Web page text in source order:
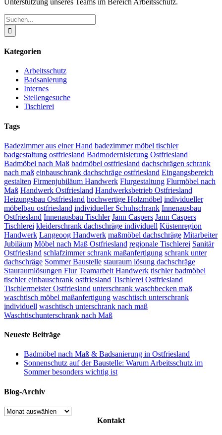
Suche
nach:
Kategorien
Arbeitsschutz
Badsanierung
Internes
Stellengesuche
Tischlerei
Tags
Badezimmer aus einer Hand badezimmer möbel tischler
badgestaltung ostfriesland Badmodernisierung Ostfriesland
Badmöbel nach Maß badmöbel ostfriesland dachschrägen schrank
nach maß einbauschrank dachschräge ostfriesland Eingangsbereich
gestalten Firmenjubiläum Handwerk Flurgestaltung Flurmöbel nach
Maß Handwerk Ostfriesland Handwerksbetrieb Ostfriesland
Heizungsbau Ostfriesland hochwertige Holzmöbel individueller
möbelbau ostfriesland individueller Schuhschrank Innenausbau
Ostfriesland Innenausbau Tischler Jann Caspers Jann Caspers
Tischlerei kleiderschrank dachschräge individuell Küstenregion
Handwerk Langeoog Handwerk maßmöbel dachschräge Mitarbeiter
Jubiläum Möbel nach Maß Ostfriesland regionale Tischlerei Sanitär
Ostfriesland schlafzimmer schrank maßanfertigung schrank unter
dachschräge Sommer Baustelle stauraum lösung dachschräge
Stauraumlösungen Flur Teamarbeit Handwerk tischler badmöbel
tischler einbauschrank ostfriesland Tischlerei Ostfriesland
Tischlermeister Ostfriesland unterschrank waschbecken maß
waschtisch möbel maßanfertigung waschtisch unterschrank
individuell waschtisch unterschrank nach maß
Waschtischunterschrank nach Maß
Neueste Beiträge
Badmöbel nach Maß & Badsanierung in Ostfriesland
Sonnenschutz auf der Baustelle: Warum Arbeitsschutz im
Sommer besonders wichtig ist
Blog-Archiv
Blog-
Kontakt